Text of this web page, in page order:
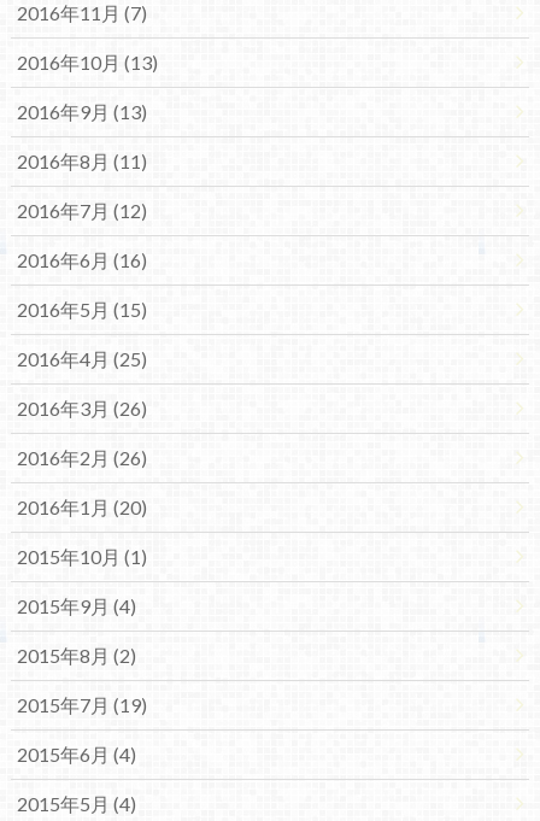
2016年11月 (7)
2016年10月 (13)
2016年9月 (13)
2016年8月 (11)
2016年7月 (12)
2016年6月 (16)
2016年5月 (15)
2016年4月 (25)
2016年3月 (26)
2016年2月 (26)
2016年1月 (20)
2015年10月 (1)
2015年9月 (4)
2015年8月 (2)
2015年7月 (19)
2015年6月 (4)
2015年5月 (4)